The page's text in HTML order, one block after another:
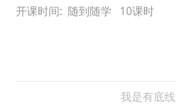
开课时间: 随到随学 10课时
我是有底